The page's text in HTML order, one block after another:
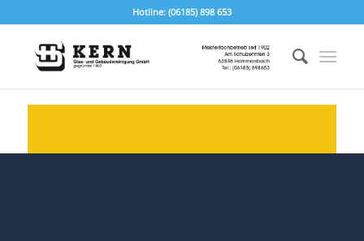
Hotline: (06185) 898 653